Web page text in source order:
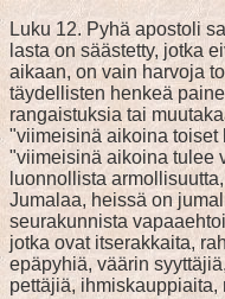
Luku 12. Pyhä apostoli
lasta on säästetty, jotka
aikaan, on vain harvoja
täydellisten henkeä
rangaistuksia tai
"viimeisinä aikoina toiset
"viimeisinä aikoina tulee
luonnollista
Jumalaa, heissä on
seurakunnista
jotka ovat itserakkaita,
epäpyhiä, väärin
pettäjiä,